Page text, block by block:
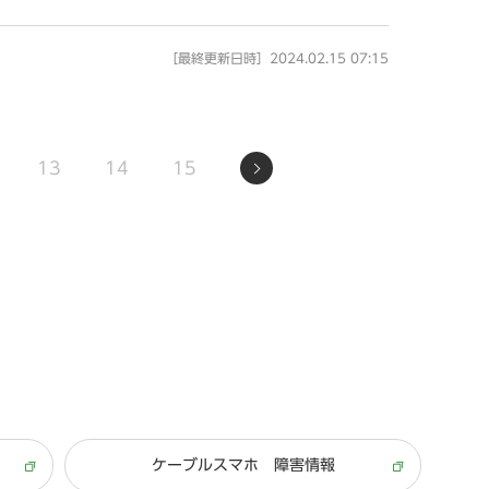
［最終更新日時］2024.02.15 07:15
13 14 15
ケーブルスマホ 障害情報